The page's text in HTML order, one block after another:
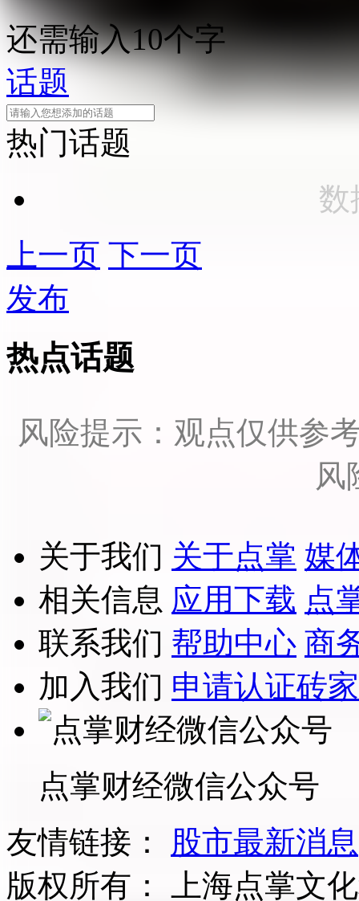
还需输入10个字
话题
热门话题
数
上一页 下一页
发布
热点话题
风险提示：观点仅供参
风
关于我们 关于点掌 媒
相关信息 应用下载 点
联系我们 帮助中心 商
加入我们 申请认证砖家
点掌财经微信公众号
友情链接：
股市最新消息
版权所有：
上海点掌文